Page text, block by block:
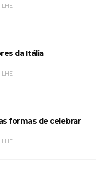
da Itália
formas de celebrar